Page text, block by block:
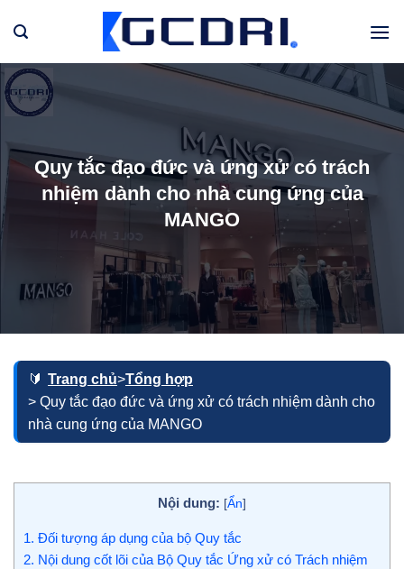
qua
dung
Quy tắc đạo đức và ứng xử có trách
nhiệm dành cho nhà cung ứng của
MANGO
Trang chủ>Tổng hợp
> Quy tắc đạo đức và ứng xử có trách nhiệm dành cho
nhà cung ứng của MANGO
Nội dung: [Ẩn]
1. Đối tượng áp dụng của bộ Quy tắc
2. Nội dung cốt lõi của Bộ Quy tắc Ứng xử có Trách nhiệm